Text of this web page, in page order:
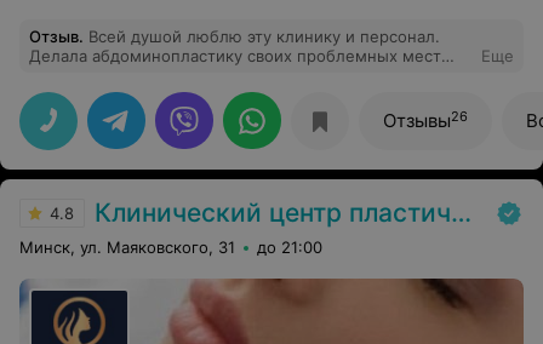
Отзыв. Всей душой люблю эту клинику и персонал.
Делала абдоминопластику своих проблемных мест
Vaser Lipo Pro (могу ошибаться в написании). Все
делают четко и быстро, шрамов не остается. Врач
Вильчевский просто хирург от Бога. Персонал всегда
вежливый, предлагают чай/кофе и всегда помогают.
Буду обращаться еще и всем советовать!
Еще
Отзывы26
4.8 Клинический центр пластической хирургии и медицинской косметологии
Минск, ул. Маяковского, 31 до 21:00